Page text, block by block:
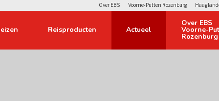
Over EBS Voorne-Putten Rozenburg
Reisproducten Actueel
Over EBS
Voorne-
Rozenburg